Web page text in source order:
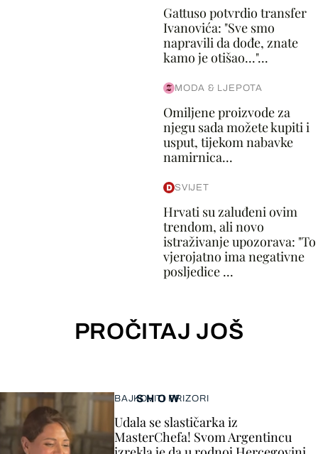
Gattuso potvrdio transfer
Ivanovića: "Sve smo
napravili da dođe, znate
kamo je otišao..."...
MODA & LJEPOTA
Omiljene proizvode za
njegu sada možete kupiti i
usput, tijekom nabavke
namirnica...
SVIJET
Hrvati su zaluđeni ovim
trendom, ali novo
istraživanje upozorava: "To
vjerojatno ima negativne
posljedice ...
PROČITAJ JOŠ
SHOW
BAJKOVITI PRIZORI
Udala se slastičarka iz
MasterChefa! Svom Argentincu